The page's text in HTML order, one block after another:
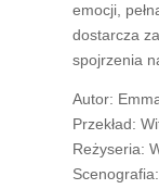
emocji,
dostarcza
spojrzenia
Autor:
Przekład:
Reżyseria: